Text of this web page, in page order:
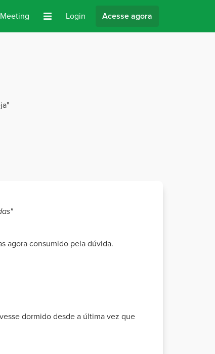
Meeting Login Acesse agora
agora consumido pela dúvida.
dormido desde a última vez que